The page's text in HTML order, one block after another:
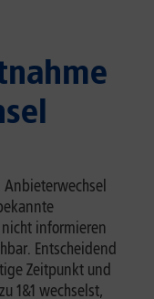
informieren
Entscheidend
Zeitpunkt und
1&1 wechselst,